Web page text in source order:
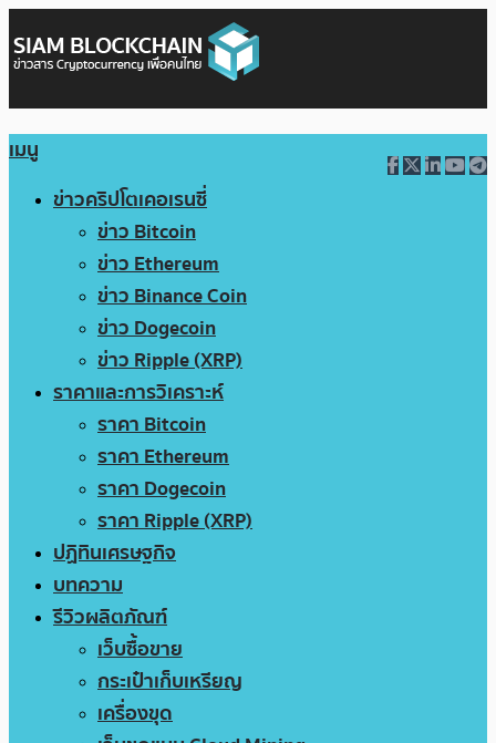
เมนู
ข่าวคริปโตเคอเรนซี่
ข่าว Bitcoin
ข่าว Ethereum
ข่าว Binance Coin
ข่าว Dogecoin
ข่าว Ripple (XRP)
ราคาและการวิเคราะห์
ราคา Bitcoin
ราคา Ethereum
ราคา Dogecoin
ราคา Ripple (XRP)
ปฏิทินเศรษฐกิจ
บทความ
รีวิวผลิตภัณฑ์
เว็บซื้อขาย
กระเป๋าเก็บเหรียญ
เครื่องขุด